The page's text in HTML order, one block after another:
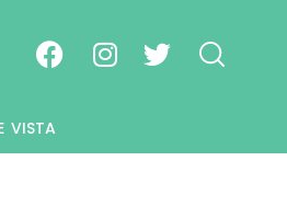
VISTA